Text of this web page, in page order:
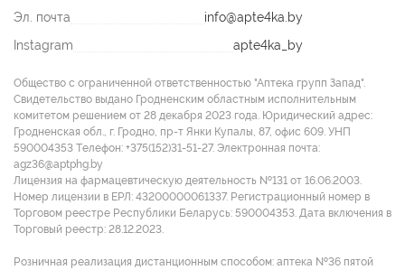
Эл. почта
info@apte4ka.by
Instagram
apte4ka_by
Общество с ограниченной ответственностью "Аптека групп Запад".
Свидетельство выдано Гродненским областным исполнительным
комитетом решением от 28 декабря 2023 года. Юридический адрес:
Гродненская обл., г. Гродно, пр-т Янки Купалы, 87, офис 609. УНП
590004353 Tелефон: +375(152)31-51-27. Электронная почта:
agz36@aptphg.by
Лицензия на фармацевтическую деятельность №131 от 16.06.2003.
Номер лицензии в ЕРЛ: 43200000061337. Регистрационный номер в
Торговом реестре Республики Беларусь: 590004353. Дата включения в
Торговый реестр: 28.12.2023.
Розничная реализация дистанционным способом: аптека №36 пятой